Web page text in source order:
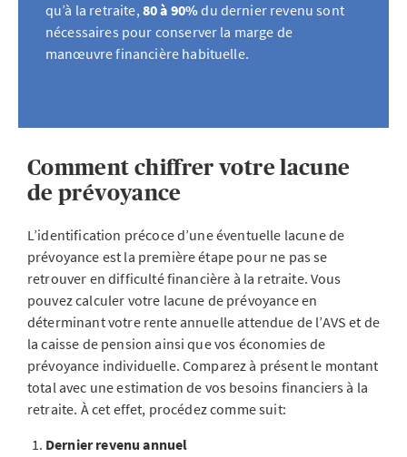
qu’à la retraite,80 à 90%du dernier revenu sont
nécessaires pour conserver la marge de
manœuvre financière habituelle.
Comment chiffrer votre lacune
de prévoyance
L’identification précoce d’une éventuelle lacune de
prévoyance est la première étape pour ne pas se
retrouver en difficulté financière à la retraite. Vous
pouvez calculer votre lacune de prévoyance en
déterminant votre rente annuelle attendue de l’AVS et de
la caisse de pension ainsi que vos économies de
prévoyance individuelle. Comparez à présent le montant
total avec une estimation de vos besoins financiers à la
retraite. À cet effet, procédez comme suit:
Dernier revenu annuel